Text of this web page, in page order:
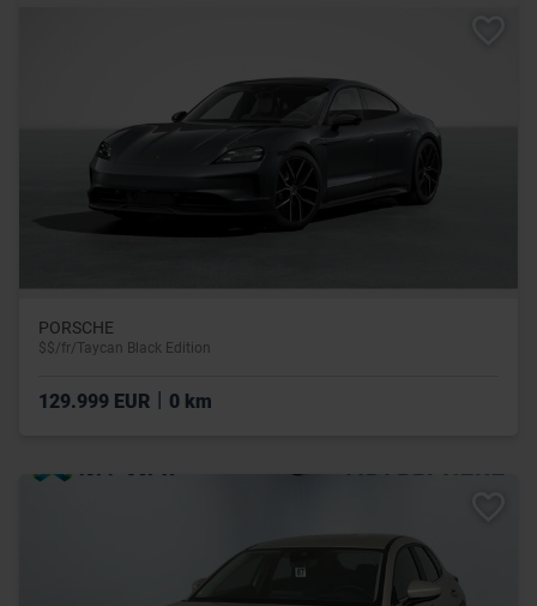
PORSCHE
$$/fr/Taycan Black Edition
129.999 EUR 0 km